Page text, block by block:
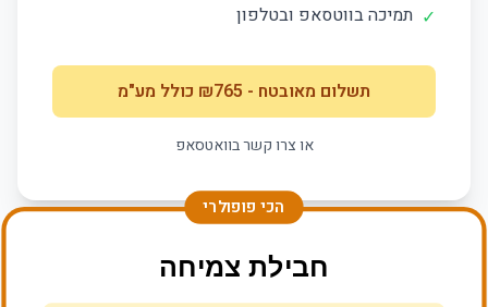
✓ תמיכה בווטסאפ ובטלפון
תשלום מאובטח - ₪
765 כולל מע"מ
או צרו קשר בוואטסאפ
הכי פופולרי
חבילת צמיחה